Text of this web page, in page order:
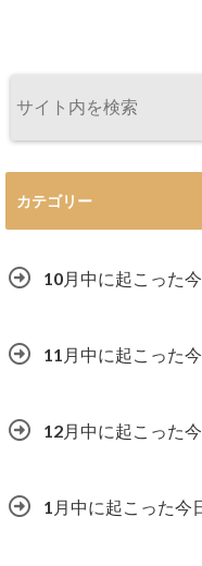
カテゴリー
10月中に起こった
11月中に起こった
12月中に起こった
1月中に起こった今